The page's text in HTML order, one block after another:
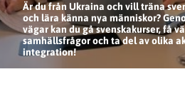
Är du från Ukraina och vill träna
och lära känna nya människor?
vägar kan du gå svenskakurser, få
samhällsfrågor och ta del av olika
integration!